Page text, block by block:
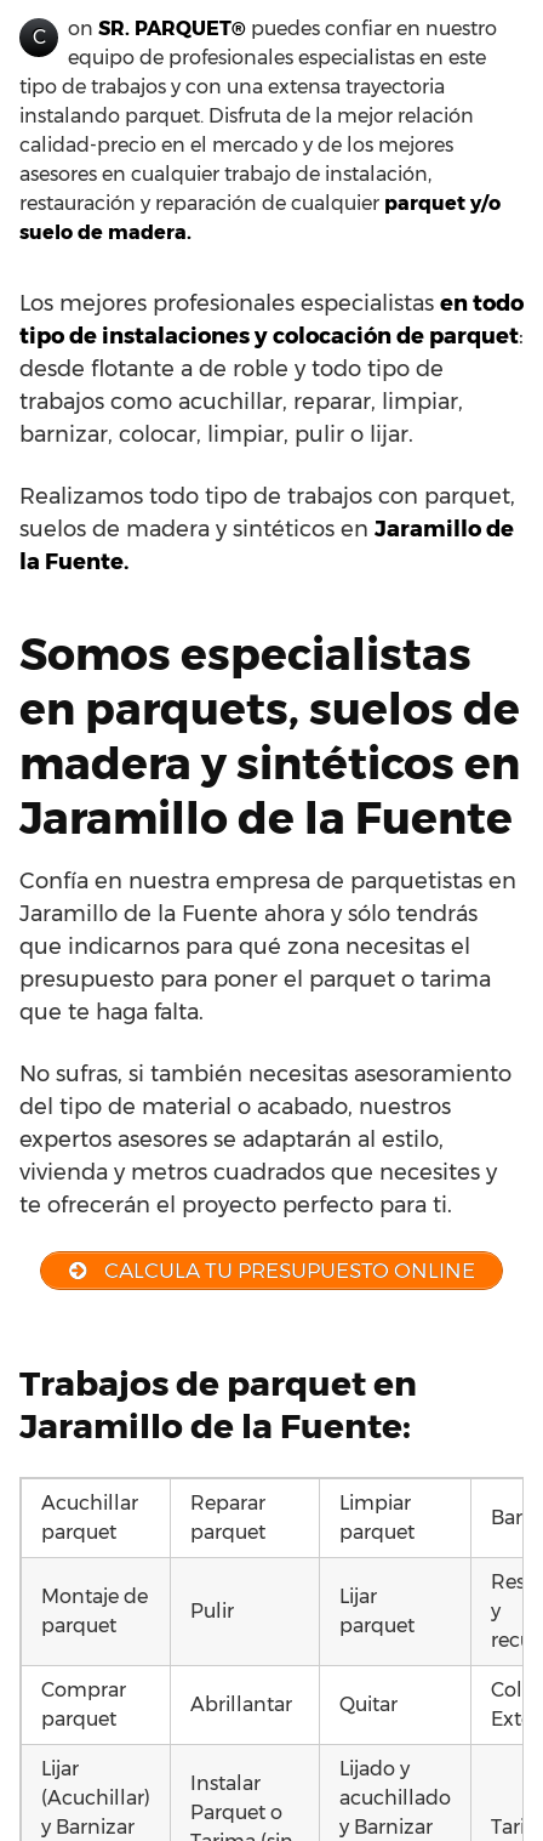
C on SR. PARQUET® puedes confiar en nuestro
equipo de profesionales especialistas en este
tipo de trabajos y con una extensa trayectoria
instalando parquet. Disfruta de la mejor relación
calidad-precio en el mercado y de los mejores
asesores en cualquier trabajo de instalación,
restauración y reparación de cualquier parquet y/o
suelo de madera.
Los mejores profesionales especialistas en todo
tipo de instalaciones y colocación de parquet:
desde flotante a de roble y todo tipo de
trabajos como acuchillar, reparar, limpiar,
barnizar, colocar, limpiar, pulir o lijar.
Realizamos todo tipo de trabajos con parquet,
suelos de madera y sintéticos en Jaramillo de
la Fuente.
Somos especialistas
en parquets, suelos de
madera y sintéticos en
Jaramillo de la Fuente
Confía en nuestra empresa de parquetistas en
Jaramillo de la Fuente ahora y sólo tendrás
que indicarnos para qué zona necesitas el
presupuesto para poner el parquet o tarima
que te haga falta.
No sufras, si también necesitas asesoramiento
del tipo de material o acabado, nuestros
expertos asesores se adaptarán al estilo,
vivienda y metros cuadrados que necesites y
te ofrecerán el proyecto perfecto para ti.
CALCULA TU PRESUPUESTO ONLINE
Trabajos de parquet en
Jaramillo de la Fuente:
Acuchillar
parquet
Reparar
parquet
Limpiar
parquet
Montaje de
parquet
Pulir
Lijar
parquet
y
Comprar
parquet
Abrillantar Quitar
Lijar
(Acuchillar)
y Barnizar
Instalar
Parquet o
Lijado y
acuchillado
y Barnizar